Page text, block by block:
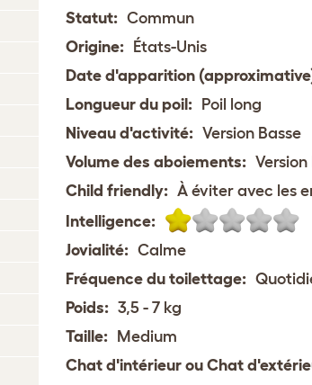
Statut: Commun
Origine: États-Unis
Date d'apparition
Longueur du poil: Poil long
Niveau d'activité: Version Basse
Volume des aboiements: Version
Child friendly: À éviter avec les
Intelligence:
Jovialité: Calme
Fréquence du toilettage:
Poids: 3,5 - 7 kg
Taille: Medium
Chat d'intérieur ou Chat